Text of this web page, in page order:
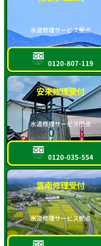
水道修理サービス拠点
フリーダイヤル
スマホOK!! 0120-807-119
安来修理受付
水道修理サービス拠点
フリーダイヤル
スマホOK!! 0120-035-554
雲南修理受付
水道修理サービス拠点